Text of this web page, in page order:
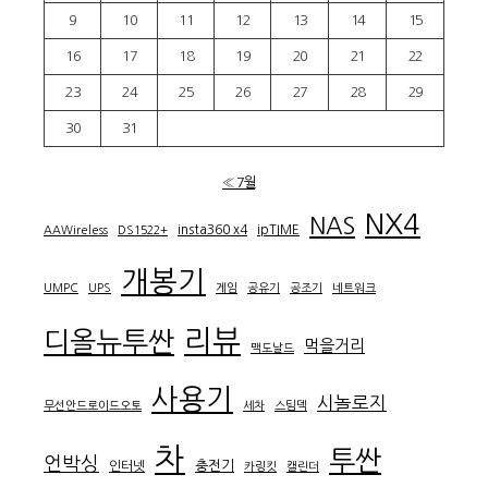
9 10 11 12 13 14 15
16 17 18 19 20 21 22
23 24 25 26 27 28 29
30 31
« 7월
AAWireless DS1522+ insta360 x4 ipTIME NAS NX4
UMPC UPS 개봉기 게임 공유기 공조기 네트워크
디올뉴투싼 리뷰 맥도날드 먹을거리
무선안드로이드오토 사용기 세차 스팀덱 시놀로지
언박싱 인터넷 차 충전기 카링킷 캘린더 투싼